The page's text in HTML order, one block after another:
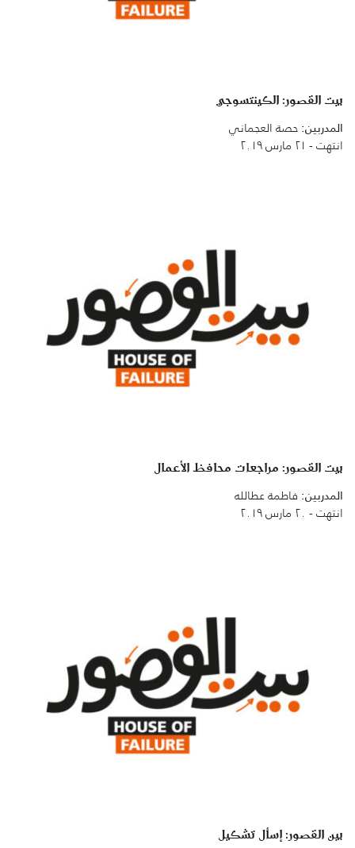
بيت القصور: الكينتسوجي
المدربين: حصة العجماني
انتهت - ٢١ مارس ٢٠١٩
بيت القصور: مراجعات محافظ الأعمال
المدربين: فاطمة عطالله
انتهت - ٢٠ مارس ٢٠١٩
بين القصور: إسأل تشكيل